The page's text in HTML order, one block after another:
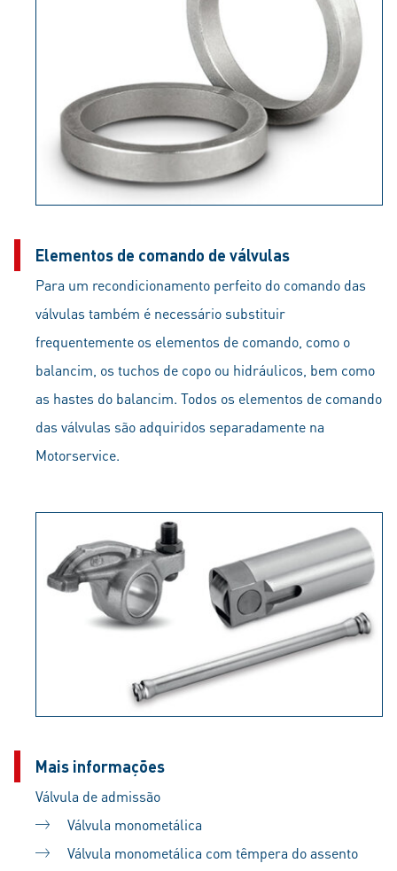
Elementos de comando de válvulas
Para um recondicionamento perfeito do comando das
válvulas também é necessário substituir
frequentemente os elementos de comando, como o
balancim, os tuchos de copo ou hidráulicos, bem como
as hastes do balancim. Todos os elementos de comando
das válvulas são adquiridos separadamente na
Motorservice.
Mais informações
Válvula de admissão
Válvula monometálica
Válvula monometálica com têmpera do assento